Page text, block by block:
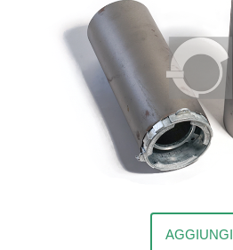
AGGIUNGI